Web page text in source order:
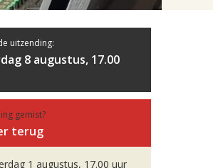
uitzending:
8 augustus, 17.00
gemist?
terug
1 augustus, 17.00 uur